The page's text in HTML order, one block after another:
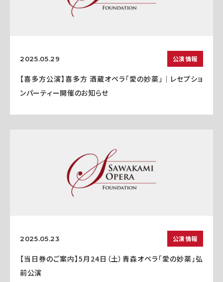
2025.05.29 公演情報
【喜多方公演】喜多方 酒蔵オペラ「愛の妙薬」｜レセプショ
ンパーティー開催のお知らせ
2025.05.23 公演情報
【当日券のご案内】5月24日（土）青森オペラ「愛の妙薬」弘
前公演